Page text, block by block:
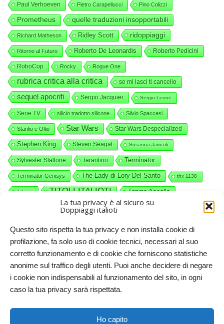
La tua privacy è al sicuro su
Doppiaggi italioti
Questo sito rispetta la tua privacy e non installa cookie di
profilazione, fa solo uso di cookie tecnici, necessari al suo
corretto funzionamento e di cookie che forniscono statistiche
anonime sul traffico degli utenti. Puoi anche decidere di negare
i cookie non indispensabili al funzionamento del sito, in ogni
caso la tua privacy sarà rispettata.
Ho capito
Paul Verhoeven Pietro Carapellucci Pino Colizzi
Prometheus quelle traduzioni insopportabili
Richard Matheson Ridley Scott ridoppiaggi
Ritorno al Futuro Roberto De Leonardis Roberto Pedicini
RoboCop Rocky Rogue One
rubrica critica alla critica se mi lasci ti cancello
sequel apocrifi Sergio Jacquier Sergio Leone
Serie TV silicio tradotto silicone Silvio Spaccesi
Stanlio e Ollio Star Wars Star Wars Despecialized
Stephen King Steven Seagal Susanna Javicoli
Sylvester Stallone Tarantino Terminator
Terminator Genisys The Lady di Lory Del Santo thx 1138
Titanic TITOLI ITALIOTI Tonino Accolla
videocommenti Willy Wonka
Doppiaggi italioti, 2011-2025. Licenze CC-BY-NC Creative